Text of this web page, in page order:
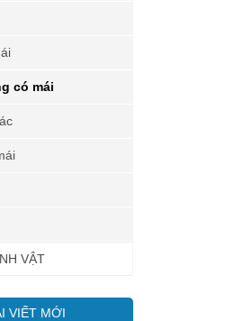
có mái
VẬT
VIẾT MỚI